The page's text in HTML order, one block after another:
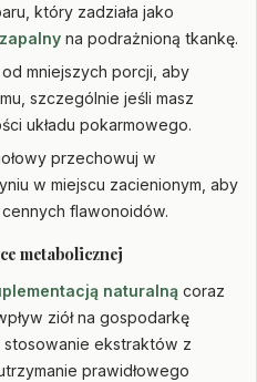
który zadziała jako
na podrażnioną tkankę.
mniejszych porcji, aby
szczególnie jeśli masz
układu pokarmowego.
przechowuj w
w miejscu zacienionym, aby
flawonoidów.
metabolicznej
naturalną coraz
ziół na gospodarkę
stosowanie ekstraktów z
prawidłowego